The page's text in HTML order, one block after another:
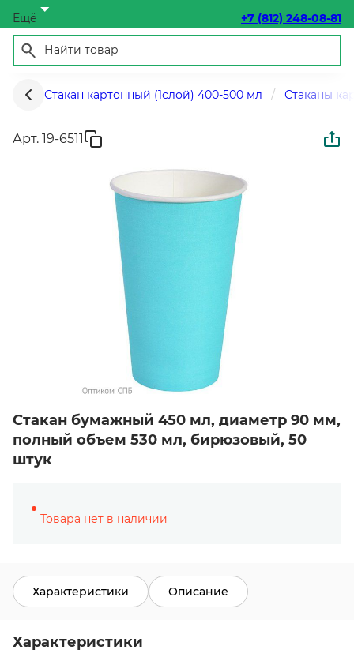
Ещё +7 (812) 248-08-81
Стакан картонный (1слой) 400-500 мл Стаканы
Арт. 19-6511
Стакан бумажный 450 мл, диаметр 90 мм,
полный объем 530 мл, бирюзовый, 50
штук
Товара нет в наличии
Характеристики Описание
Характеристики